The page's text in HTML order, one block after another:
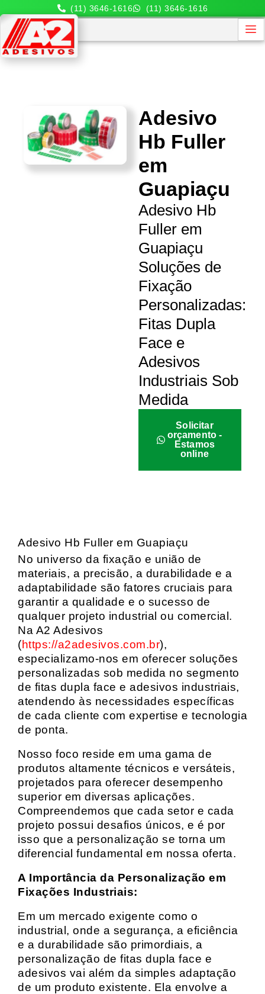
(11) 3646-1616 (11) 3646-1616
Adesivo
Hb Fuller
em
Guapiaçu
Adesivo Hb
Fuller em
Guapiaçu
Soluções de
Fixação
Personalizadas:
Fitas Dupla
Face e
Adesivos
Industriais Sob
Medida
Solicitar
orçamento -
Estamos
online
Adesivo Hb Fuller em Guapiaçu
No universo da fixação e união de
materiais, a precisão, a durabilidade e a
adaptabilidade são fatores cruciais para
garantir a qualidade e o sucesso de
qualquer projeto industrial ou comercial.
Na A2 Adesivos
(https://a2adesivos.com.br),
especializamo-nos em oferecer soluções
personalizadas sob medida no segmento
de fitas dupla face e adesivos industriais,
atendendo às necessidades específicas
de cada cliente com expertise e tecnologia
de ponta.
Nosso foco reside em uma gama de
produtos altamente técnicos e versáteis,
projetados para oferecer desempenho
superior em diversas aplicações.
Compreendemos que cada setor e cada
projeto possui desafios únicos, e é por
isso que a personalização se torna um
diferencial fundamental em nossa oferta.
A Importância da Personalização em
Fixações Industriais:
Em um mercado exigente como o
industrial, onde a segurança, a eficiência
e a durabilidade são primordiais, a
personalização de fitas dupla face e
adesivos vai além da simples adaptação
de um produto existente. Ela envolve a